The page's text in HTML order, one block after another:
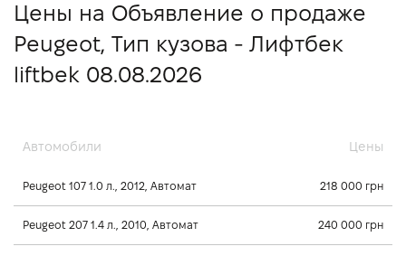
Цены на Объявление о продаже
Peugeot, Тип кузова - Лифтбек
liftbek 08.08.2026
Автомобили Цены
Peugeot 107 1.0 л., 2012, Автомат 218 000 грн
Peugeot 207 1.4 л., 2010, Автомат 240 000 грн